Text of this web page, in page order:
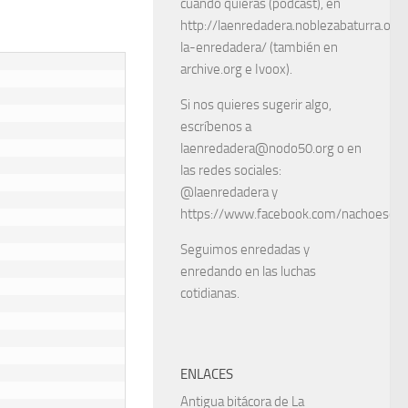
cuando quieras (podcast), en
http://
la-enredadera/ (también en
archive.org e Ivoox).
Si nos quieres sugerir algo,
escríbenos a
laenredadera@nodo50.org o en
las redes sociales:
@laenredadera y
https://www.facebook.com/
Seguimos enredadas y
enredando en las luchas
cotidianas.
ENLACES
Antigua bitácora de La